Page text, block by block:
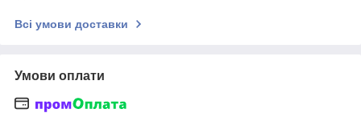
Всі умови доставки
Умови оплати